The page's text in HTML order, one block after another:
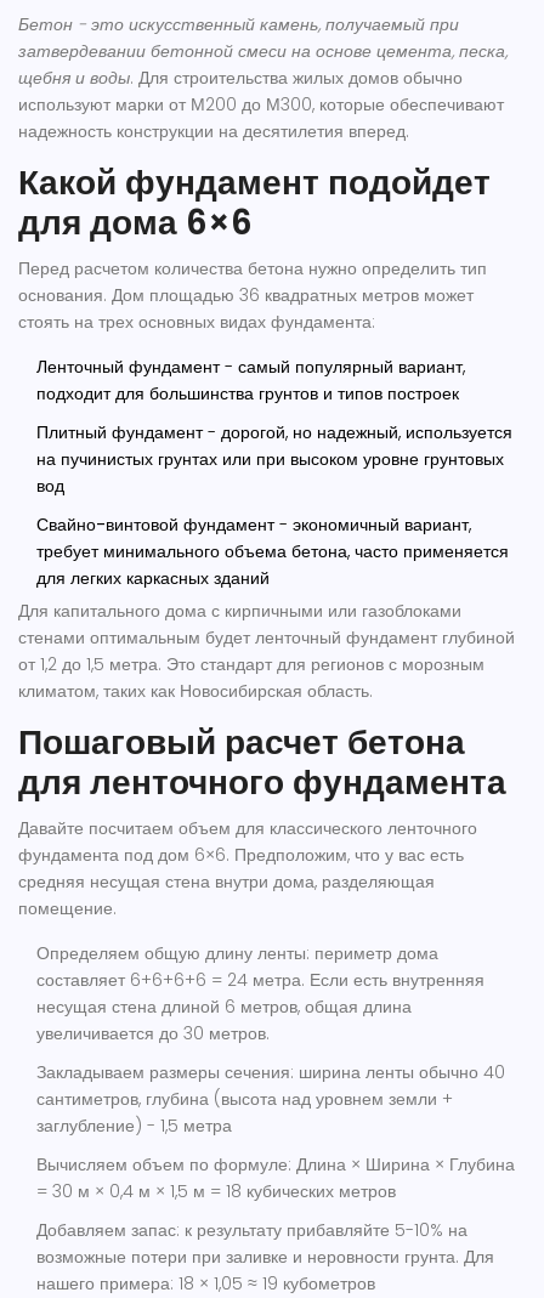
Бетон - это искусственный камень, получаемый при
затвердевании бетонной смеси на основе цемента, песка,
щебня и воды. Для строительства жилых домов обычно
используют марки от М200 до М300, которые обеспечивают
надежность конструкции на десятилетия вперед.
Какой фундамент подойдет
для дома 6×6
Перед расчетом количества бетона нужно определить тип
основания. Дом площадью 36 квадратных метров может
стоять на трех основных видах фундамента:
Ленточный фундамент- самый популярный вариант,
подходит для большинства грунтов и типов построек
Плитный фундамент- дорогой, но надежный, используется
на пучинистых грунтах или при высоком уровне грунтовых
вод
Свайно-винтовой фундамент- экономичный вариант,
требует минимального объема бетона, часто применяется
для легких каркасных зданий
Для капитального дома с кирпичными или газоблоками
стенами оптимальным будет ленточный фундамент глубиной
от 1,2 до 1,5 метра. Это стандарт для регионов с морозным
климатом, таких как Новосибирская область.
Пошаговый расчет бетона
для ленточного фундамента
Давайте посчитаем объем для классического ленточного
фундамента под дом 6×6. Предположим, что у вас есть
средняя несущая стена внутри дома, разделяющая
помещение.
Определяем общую длину ленты: периметр дома
составляет 6+6+6+6 = 24 метра. Если есть внутренняя
несущая стена длиной 6 метров, общая длина
увеличивается до 30 метров.
Закладываем размеры сечения: ширина ленты обычно 40
сантиметров, глубина (высота над уровнем земли +
заглубление) - 1,5 метра
Вычисляем объем по формуле: Длина × Ширина × Глубина
= 30 м × 0,4 м × 1,5 м = 18 кубических метров
Добавляем запас: к результату прибавляйте 5-10% на
возможные потери при заливке и неровности грунта. Для
нашего примера: 18 × 1,05 ≈ 19 кубометров